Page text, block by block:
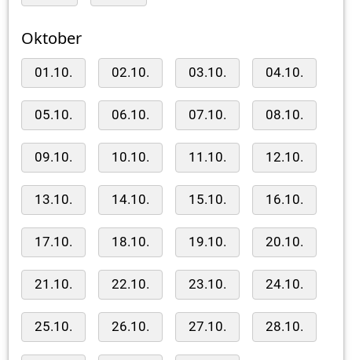
Oktober
01.10. 02.10. 03.10. 04.10.
05.10. 06.10. 07.10. 08.10.
09.10. 10.10. 11.10. 12.10.
13.10. 14.10. 15.10. 16.10.
17.10. 18.10. 19.10. 20.10.
21.10. 22.10. 23.10. 24.10.
25.10. 26.10. 27.10. 28.10.